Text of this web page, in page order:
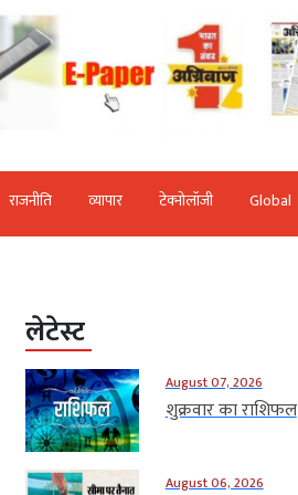
राजनीति व्‍यापार टेक्‍नोलॉजी Global
लेटेस्ट
August 07, 2026
शुक्रवार का राशिफल
August 06, 2026